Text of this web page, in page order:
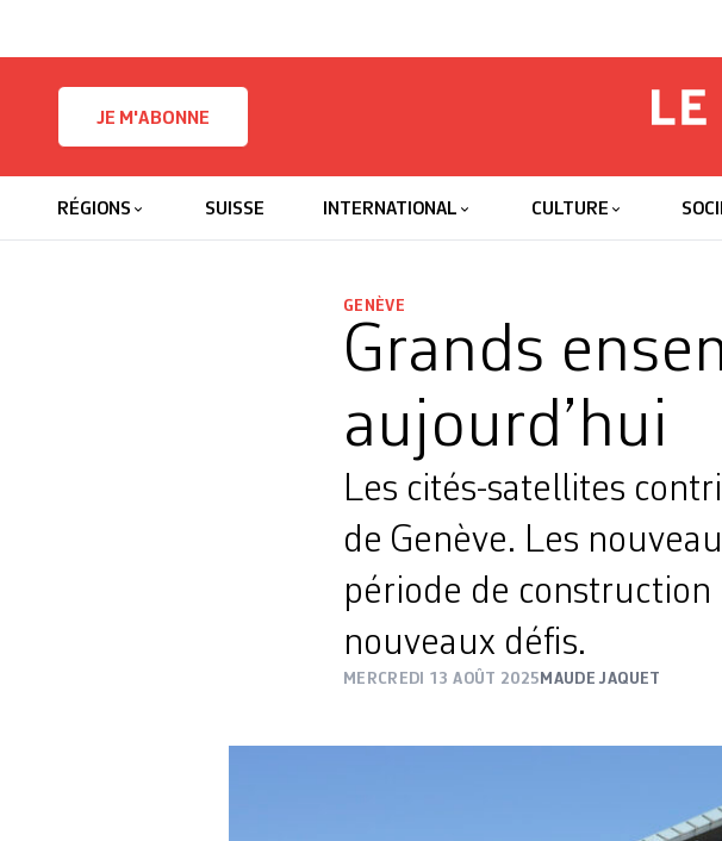
JE M'ABONNE
RÉGIONS SUISSE INTERNATIONAL CULTURE
GENÈVE
Grands
aujourd’hui
Les cités-satellites
de Genève. Les
période de
nouveaux défis.
MERCREDI 13 AOÛT 2025 MAUDE JAQUET